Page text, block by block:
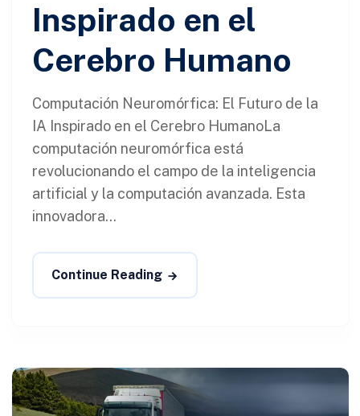
Inspirado en el
Cerebro Humano
Computación Neuromórfica: El Futuro de la
IA Inspirado en el Cerebro HumanoLa
computación neuromórfica está
revolucionando el campo de la inteligencia
artificial y la computación avanzada. Esta
innovadora...
Continue Reading